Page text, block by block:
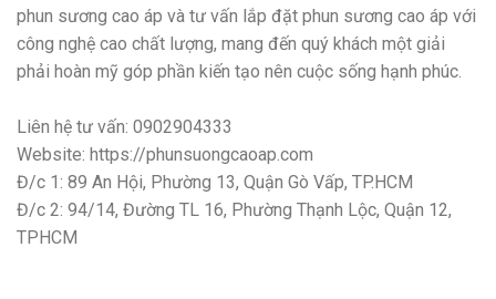
phun sương cao áp và tư vấn lắp đặt phun sương cao áp với
công nghệ cao chất lượng, mang đến quý khách một giải
phải hoàn mỹ góp phần kiến tạo nên cuộc sống hạnh phúc.
Liên hệ tư vấn: 0902904333
Website: https://phunsuongcaoap.com
Đ/c 1: 89 An Hội, Phường 13, Quận Gò Vấp, TP.HCM
Đ/c 2: 94/14, Đường TL 16, Phường Thạnh Lộc, Quận 12,
TPHCM